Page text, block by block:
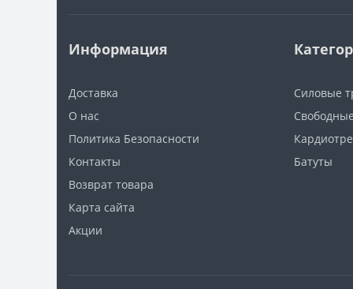
Информация
Доставка
О нас
Политика Безопасности
Контакты
Возврат товара
Карта сайта
Акции
Силовые
Батуты